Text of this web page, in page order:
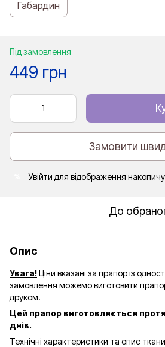
Габардин
Під замовлення
449 грн
Замовити
Увійти для відображення
До
Опис
Увага!Ціни вказані за прапор із
замовлення можемо виготовити
друком.
Цей прапор виготовляється
днів.
Технічні характеристики та опис